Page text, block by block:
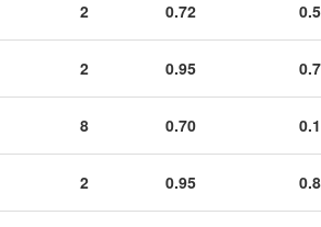
2 0.72
2 0.95
8 0.70
2 0.95